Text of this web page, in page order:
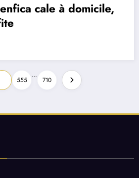
cale à domicile,
555
…
710